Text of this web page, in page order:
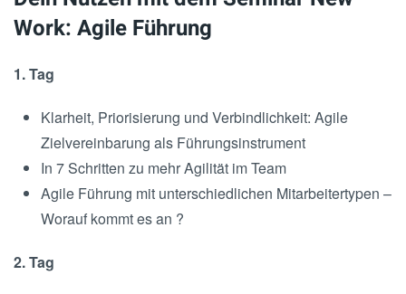
Work: Agile Führung
1. Tag
Klarheit, Priorisierung und Verbindlichkeit: Agile
Zielvereinbarung als Führungsinstrument
In 7 Schritten zu mehr Agilität im Team
Agile Führung mit unterschiedlichen Mitarbeitertypen –
Worauf kommt es an ?
2. Tag